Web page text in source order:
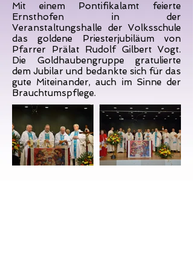
Mit einem Pontifikalamt feierte
Ernsthofen in der
Veranstaltungshalle der Volksschule
das goldene Priesterjubiläum von
Pfarrer Prälat Rudolf Gilbert Vogt.
Die Goldhaubengruppe gratulierte
dem Jubilar und bedankte sich für das
gute Miteinander, auch im Sinne der
Brauchtumspflege.